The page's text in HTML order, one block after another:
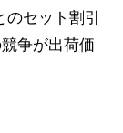
セット割引
争が出荷価